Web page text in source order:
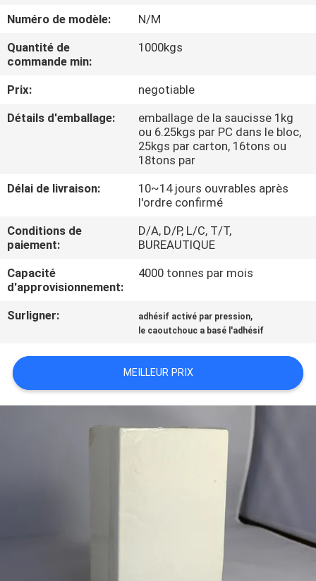
VISITE
DE
L'USINE
QUALITÉ
NOUS
NOUVELLES
CAS
UN DEVIS
PLAN
CONFIDENTIALITÉ
Numéro de modèle:
N/M
Quantité de
commande min:
1000kgs
Prix:
negotiable
Détails d'emballage:
emballage de la saucisse 1kg
ou 6.25kgs par PC dans le bloc,
25kgs par carton, 16tons ou
18tons par
Délai de livraison:
10~14 jours ouvrables après
l'ordre confirmé
Conditions de
paiement:
D/A, D/P, L/C, T/T,
BUREAUTIQUE
Capacité
d'approvisionnement:
4000 tonnes par mois
Surligner: adhésif activé par pression,
le caoutchouc a basé l'adhésif
MEILLEUR PRIX